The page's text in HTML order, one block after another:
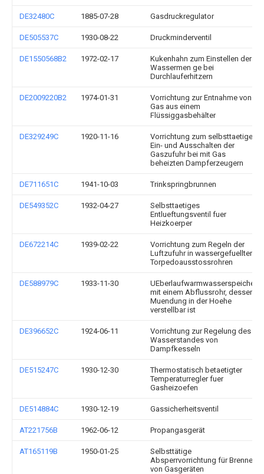
DE32480C 1885-07-28 Gasdruckregulator
DE505537C 1930-08-22 Druckminderventil
DE1550568B2 1972-02-17
Kukenhahn zum Einstellen der
Wassermen ge bei
Durchlauferhitzern
DE2009220B2 1974-01-31
Vorrichtung zur Entnahme von
Gas aus einem
Flüssiggasbehälter
DE329249C 1920-11-16
Vorrichtung zum selbsttaetigen
Ein- und Ausschalten der
Gaszufuhr bei mit Gas
beheizten Dampferzeugern
DE711651C 1941-10-03 Trinkspringbrunnen
DE549352C 1932-04-27
Selbsttaetiges
Entlueftungsventil fuer
Heizkoerper
DE672214C 1939-02-22
Vorrichtung zum Regeln der
Luftzufuhr in wassergefuellten
Torpedoausstossrohren
DE588979C 1933-11-30
UEberlaufwarmwasserspeicher
mit einem Abflussrohr, dessen
Muendung in der Hoehe
verstellbar ist
DE396652C 1924-06-11
Vorrichtung zur Regelung des
Wasserstandes von
Dampfkesseln
DE515247C 1930-12-30
Thermostatisch betaetigter
Temperaturregler fuer
Gasheizoefen
DE514884C 1930-12-19 Gassicherheitsventil
AT221756B 1962-06-12 Propangasgerät
AT165119B 1950-01-25
Selbsttätige
Absperrvorrichtung für Brenner
von Gasgeräten